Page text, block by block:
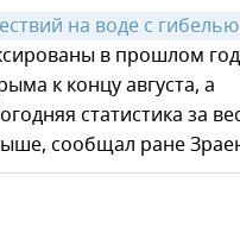
на воде с
в прошлом
к концу августа, а
статистика за
сообщал ране